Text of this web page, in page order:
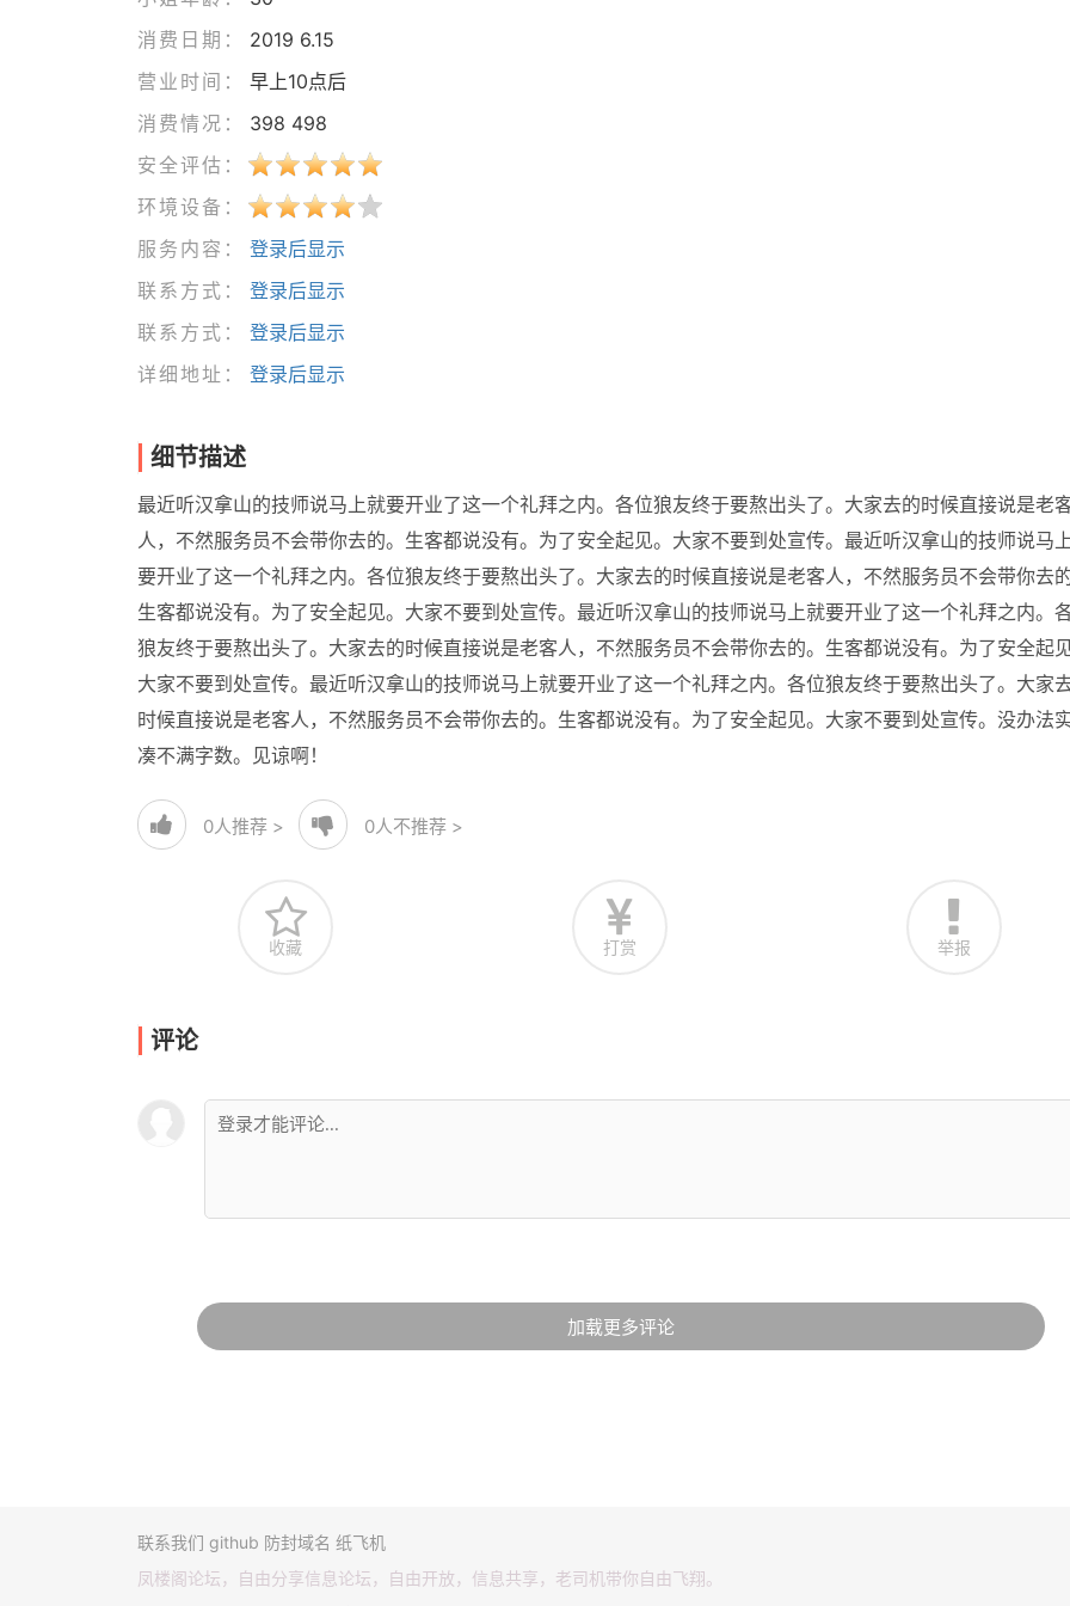
消费日期：
2019 6.15
营业时间：
早上10点后
消费情况：
398 498
安全评估：
环境设备：
服务内容：
登录后显示
联系方式：
登录后显示
联系方式：
登录后显示
详细地址：
登录后显示
细节描述
最近听汉拿山的技师说马上就要开业了这一个礼拜之内。各位狼友终于要熬出头了。大家去的时候直接说是老
人，不然服务员不会带你去的。生客都说没有。为了安全起见。大家不要到处宣传。最近听汉拿山的技师说马
要开业了这一个礼拜之内。各位狼友终于要熬出头了。大家去的时候直接说是老客人，不然服务员不会带你去的
生客都说没有。为了安全起见。大家不要到处宣传。最近听汉拿山的技师说马上就要开业了这一个礼拜之内。
狼友终于要熬出头了。大家去的时候直接说是老客人，不然服务员不会带你去的。生客都说没有。为了安全起见
大家不要到处宣传。最近听汉拿山的技师说马上就要开业了这一个礼拜之内。各位狼友终于要熬出头了。大家
时候直接说是老客人，不然服务员不会带你去的。生客都说没有。为了安全起见。大家不要到处宣传。没办法
凑不满字数。见谅啊！
0人推荐 > 0人不推荐 >
收藏 打赏 举报
评论
加载更多评论
联系我们 github 防封域名 纸飞机
凤楼阁论坛，自由分享信息论坛，自由开放，信息共享，老司机带你自由飞翔。